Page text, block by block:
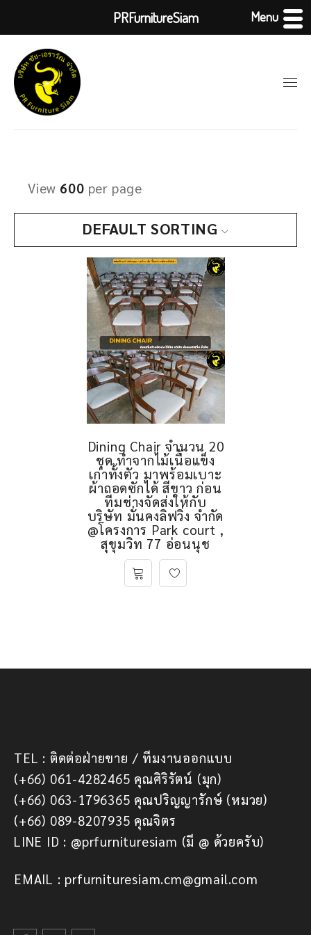
DEFAULT SORTING
View 600 per page
Dining Chair จำนวน 20
ชุด ทำจากไม้เนื้อแข็ง
เก่าทั้งตัว มาพร้อมเบาะ
ผ้าถอดซักได้ สีขาว ก่อน
ทีมช่างจัดส่งให้กับ
บริษัท มั่นคงลิฟวิ่ง จำกัด
@โครงการ Park court ,
สุขุมวิท 77 อ่อนนุช
TEL : ติดต่อฝ่ายขาย / ทีมงานออกแบบ
(+66) 061-4282465 คุณศิริรัตน์ (มุก)
(+66) 063-1796365 คุณปริญญารักษ์ (หมวย)
(+66) 089-8207935 คุณจิตร
LINE ID : @prfurnituresiam (มี @ ด้วยครับ)
EMAIL : prfurnituresiam.cm@gmail.com
PRFurnitureSiam Menu